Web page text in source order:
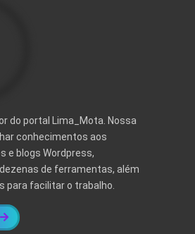
do portal Lima_Mota. Nossa
conhecimentos aos
e blogs Wordpress,
de ferramentas, além
para facilitar o trabalho.